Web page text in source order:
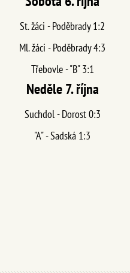
St. žáci - Poděbrady 1:2
Ml. žáci - Poděbrady 4:3
Třebovle - "B" 3:1
Neděle 7. října
Suchdol - Dorost 0:3
"A" - Sadská 1:3